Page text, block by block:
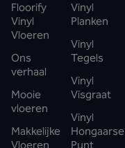
Floorify
Vinyl
Vloeren
Ons
verhaal
Mooie
vloeren
Makkelijke
Vloeren
Vinyl
Planken
Vinyl
Tegels
Vinyl
Visgraat
Vinyl
Hongaarse
Punt